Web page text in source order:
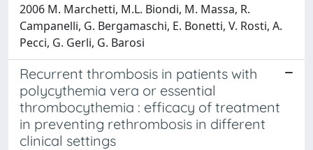
2006 M. Marchetti, M.L. Biondi, M. Massa, R.
Campanelli, G. Bergamaschi, E. Bonetti, V. Rosti, A.
Pecci, G. Gerli, G. Barosi
Recurrent thrombosis in patients with
polycythemia vera or essential
thrombocythemia : efficacy of treatment
in preventing rethrombosis in different
clinical settings